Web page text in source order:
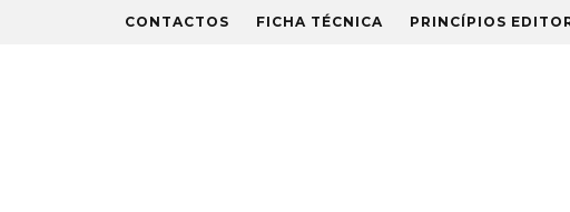
CONTACTOS FICHA TÉCNICA PRINCÍPIOS